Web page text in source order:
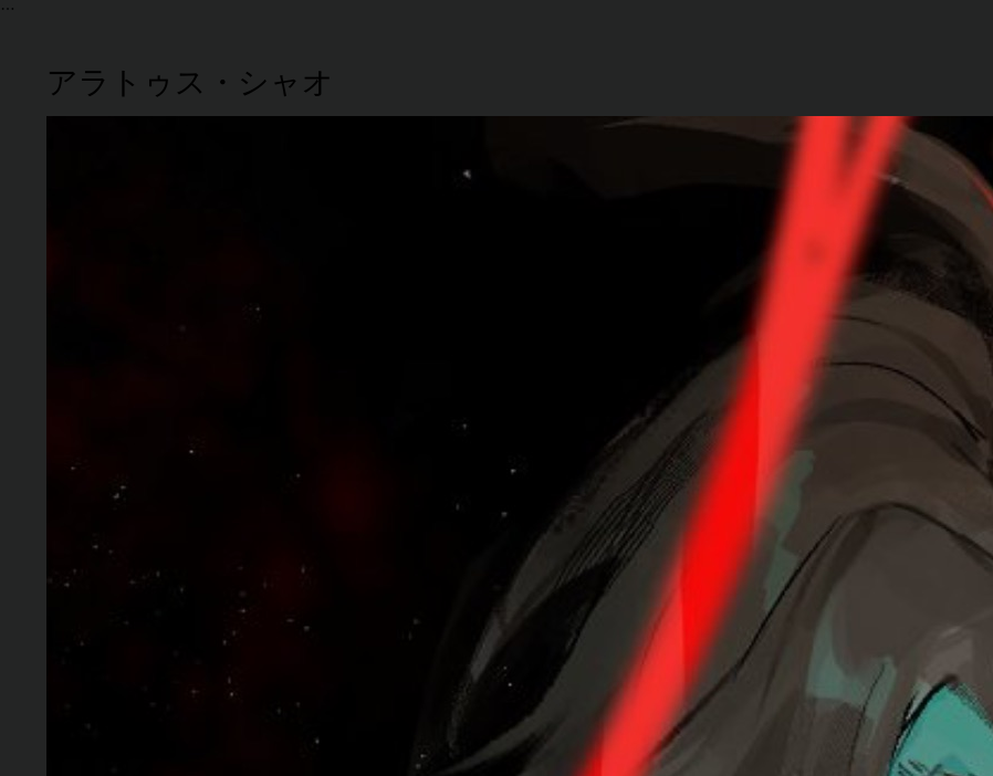
アラトゥス・シャオ